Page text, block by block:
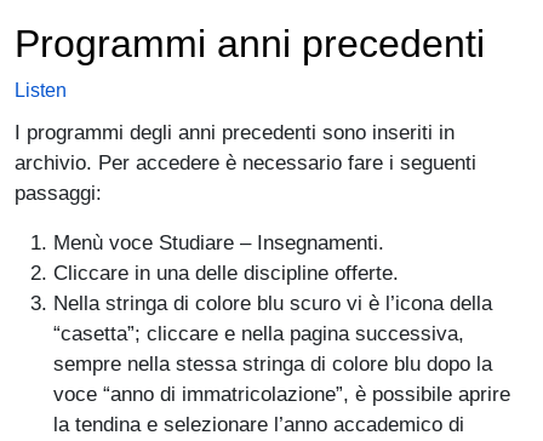
Programmi anni precedenti
Listen
I programmi degli anni precedenti sono inseriti in
archivio. Per accedere è necessario fare i seguenti
passaggi:
Menù voce Studiare – Insegnamenti.
Cliccare in una delle discipline offerte.
Nella stringa di colore blu scuro vi è l’icona della
“casetta”; cliccare e nella pagina successiva,
sempre nella stessa stringa di colore blu dopo la
voce “anno di immatricolazione”, è possibile aprire
la tendina e selezionare l’anno accademico di